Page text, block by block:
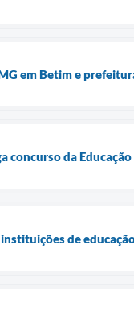
em Betim e
concurso da
de